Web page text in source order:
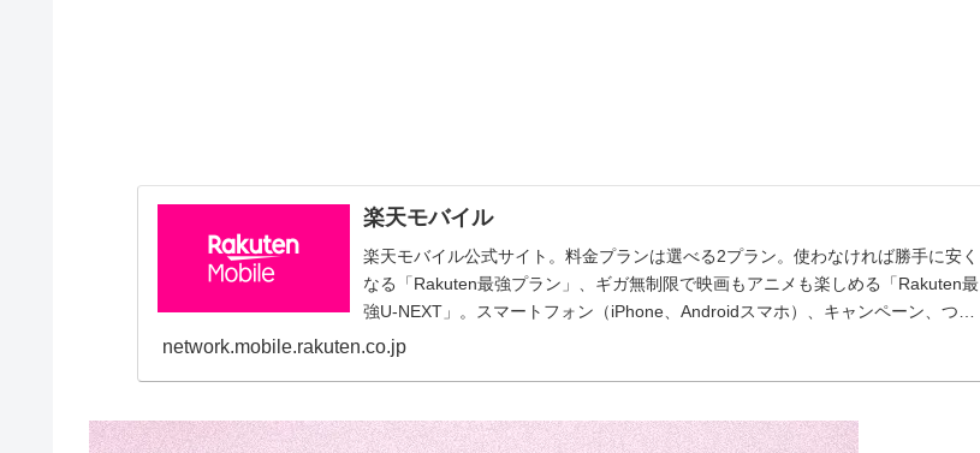
楽天モバイル
楽天モバイル公式サイト。料金プランは選べる2プラン。使わなければ勝手に安く
なる「Rakuten最強プラン」、ギガ無制限で映画もアニメも楽しめる「Rakuten最
強U-NEXT」。スマートフォン（iPhone、Androidスマホ）、キャンペーン、つな
がるエリア、お客様サポート情報をご案内します。※ギガ無制限：混雑時等公平
network.mobile.rakuten.co.jp